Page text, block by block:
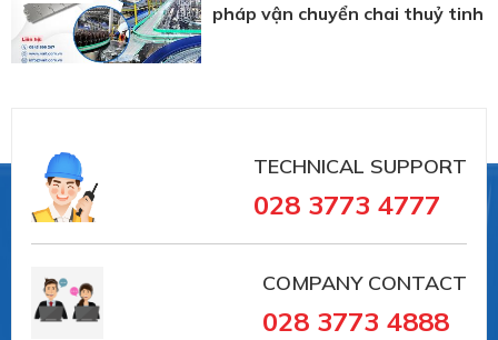
pháp vận chuyển chai thuỷ tinh
TECHNICAL SUPPORT
028 3773 4777
COMPANY CONTACT
028 3773 4888